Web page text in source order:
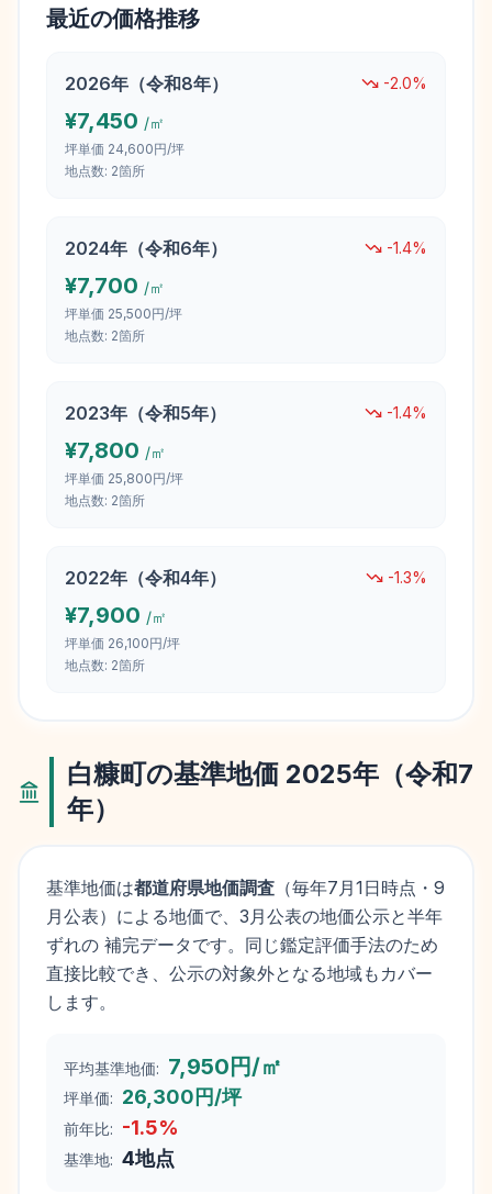
最近の価格推移
2026年（令和8年） -2.0%
¥7,450 /㎡
坪単価 24,600円/坪
地点数: 2箇所
2024年（令和6年） -1.4%
¥7,700 /㎡
坪単価 25,500円/坪
地点数: 2箇所
2023年（令和5年） -1.4%
¥7,800 /㎡
坪単価 25,800円/坪
地点数: 2箇所
2022年（令和4年） -1.3%
¥7,900 /㎡
坪単価 26,100円/坪
地点数: 2箇所
白糠町の基準地価 2025年（令和7
年）
基準地価は都道府県地価調査 （毎年7月1日時点・9
月公表）による地価で、3月公表の地価公示と半年
ずれの 補完データです。同じ鑑定評価手法のため
直接比較でき、公示の対象外となる地域もカバー
します。
平均基準地価: 7,950円/㎡
坪単価: 26,300円/坪
前年比: -1.5%
基準地: 4地点